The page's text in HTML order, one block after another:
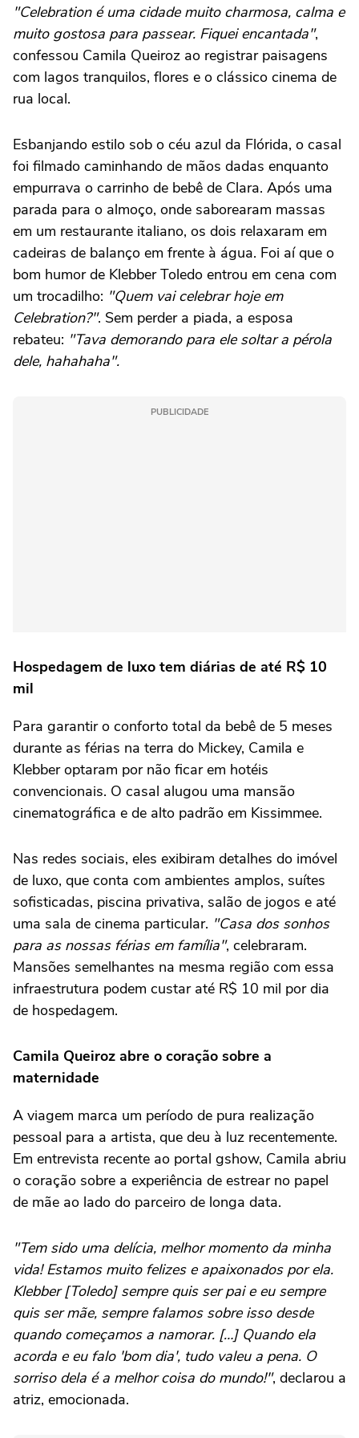
"Celebration é uma cidade muito charmosa, calma e
muito gostosa para passear. Fiquei encantada",
confessou Camila Queiroz ao registrar paisagens
com lagos tranquilos, flores e o clássico cinema de
rua local.
Esbanjando estilo sob o céu azul da Flórida, o casal
foi filmado caminhando de mãos dadas enquanto
empurrava o carrinho de bebê de Clara. Após uma
parada para o almoço, onde saborearam massas
em um restaurante italiano, os dois relaxaram em
cadeiras de balanço em frente à água. Foi aí que o
bom humor de Klebber Toledo entrou em cena com
um trocadilho: "Quem vai celebrar hoje em
Celebration?". Sem perder a piada, a esposa
rebateu: "Tava demorando para ele soltar a pérola
dele, hahahaha".
PUBLICIDADE
Hospedagem de luxo tem diárias de até R$ 10
mil
Para garantir o conforto total da bebê de 5 meses
durante as férias na terra do Mickey, Camila e
Klebber optaram por não ficar em hotéis
convencionais. O casal alugou uma mansão
cinematográfica e de alto padrão em Kissimmee.
Nas redes sociais, eles exibiram detalhes do imóvel
de luxo, que conta com ambientes amplos, suítes
sofisticadas, piscina privativa, salão de jogos e até
uma sala de cinema particular. "Casa dos sonhos
para as nossas férias em família", celebraram.
Mansões semelhantes na mesma região com essa
infraestrutura podem custar até R$ 10 mil por dia
de hospedagem.
Camila Queiroz abre o coração sobre a
maternidade
A viagem marca um período de pura realização
pessoal para a artista, que deu à luz recentemente.
Em entrevista recente ao portal gshow, Camila abriu
o coração sobre a experiência de estrear no papel
de mãe ao lado do parceiro de longa data.
"Tem sido uma delícia, melhor momento da minha
vida! Estamos muito felizes e apaixonados por ela.
Klebber [Toledo] sempre quis ser pai e eu sempre
quis ser mãe, sempre falamos sobre isso desde
quando começamos a namorar. […] Quando ela
acorda e eu falo 'bom dia', tudo valeu a pena. O
sorriso dela é a melhor coisa do mundo!", declarou a
atriz, emocionada.